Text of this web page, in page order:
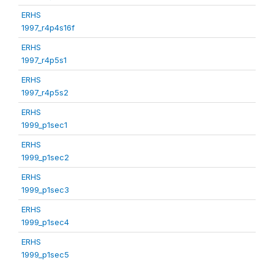
ERHS
1997_r4p4s16f
ERHS
1997_r4p5s1
ERHS
1997_r4p5s2
ERHS
1999_p1sec1
ERHS
1999_p1sec2
ERHS
1999_p1sec3
ERHS
1999_p1sec4
ERHS
1999_p1sec5